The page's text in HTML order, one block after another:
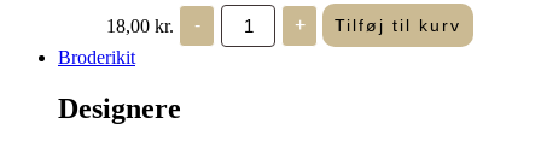
18,00 kr. -
Gütermann
Ritråd
-
+ Tilføj til kurv
Broderikit
Designere